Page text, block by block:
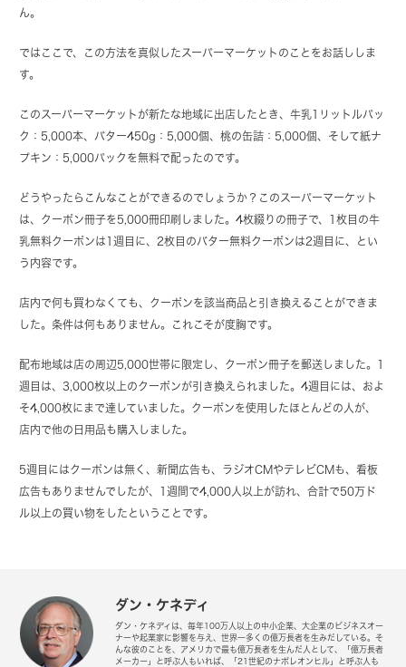
ん。
ではここで、この方法を真似したスーパーマーケットのことをお話ししま
す。
このスーパーマーケットが新たな地域に出店したとき、牛乳1リットルパッ
ク：5,000本、バター450g：5,000個、桃の缶詰：5,000個、そして紙ナ
プキン：5,000パックを無料で配ったのです。
どうやったらこんなことができるのでしょうか？このスーパーマーケット
は、クーポン冊子を5,000冊印刷しました。4枚綴りの冊子で、1枚目の牛
乳無料クーポンは1週目に、2枚目のバター無料クーポンは2週目に、とい
う内容です。
店内で何も買わなくても、クーポンを該当商品と引き換えることができま
した。条件は何もありません。これこそが度胸です。
配布地域は店の周辺5,000世帯に限定し、クーポン冊子を郵送しました。1
週目は、3,000枚以上のクーポンが引き換えられました。4週目には、およ
そ4,000枚にまで達していました。クーポンを使用したほとんどの人が、
店内で他の日用品も購入しました。
5週目にはクーポンは無く、新聞広告も、ラジオCMやテレビCMも、看板
広告もありませんでしたが、1週間で4,000人以上が訪れ、合計で50万ド
ル以上の買い物をしたということです。
ダン・ケネディ
ダン・ケネディは、毎年100万人以上の中小企業、大企業のビジネスオー
ナーや起業家に影響を与え、世界一多くの億万長者を生みだしている。そ
んな彼のことを、アメリカで最も億万長者を生んだ人として、「億万長者
メーカー」と呼ぶ人もいれば、「21世紀のナポレオンヒル」と呼ぶ人も